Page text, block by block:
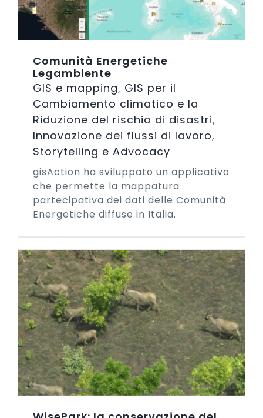
Comunità Energetiche
Legambiente
GIS e mapping, GIS per il
Cambiamento climatico e la
Riduzione del rischio di disastri,
Innovazione dei flussi di lavoro,
Storytelling e Advocacy
gisAction ha sviluppato un applicativo
che permette la mappatura
partecipativa dei dati delle Comunità
Energetiche diffuse in Italia.